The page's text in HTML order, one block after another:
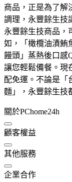
商品，正是為了解
調理，永豐餘生技
永豐餘生技商品，
如，「橄欖油漬鮪
饅頭」蒸熱後口感
讓您輕鬆備餐。現
配免運。不論是「
麵」，永豐餘生技
關於PChome24h
顧客權益
其他服務
企業合作